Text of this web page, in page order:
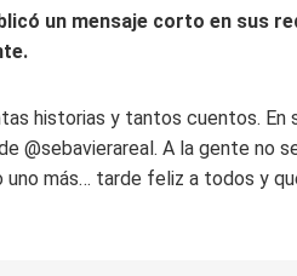
un mensaje corto en sus
historias y tantos cuentos. En
@sebavierareal. A la gente no
uno más… tarde feliz a todos y